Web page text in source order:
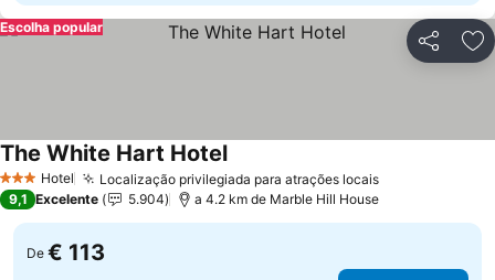
Partilhar
Escolha popular
3 EstrelasHotel Localização privilegiada para atrações locaisVer preços
The White Hart HotelVer preços
9,1 Excelente 5.904 a 4.2 km de Marble Hill House
De € 113